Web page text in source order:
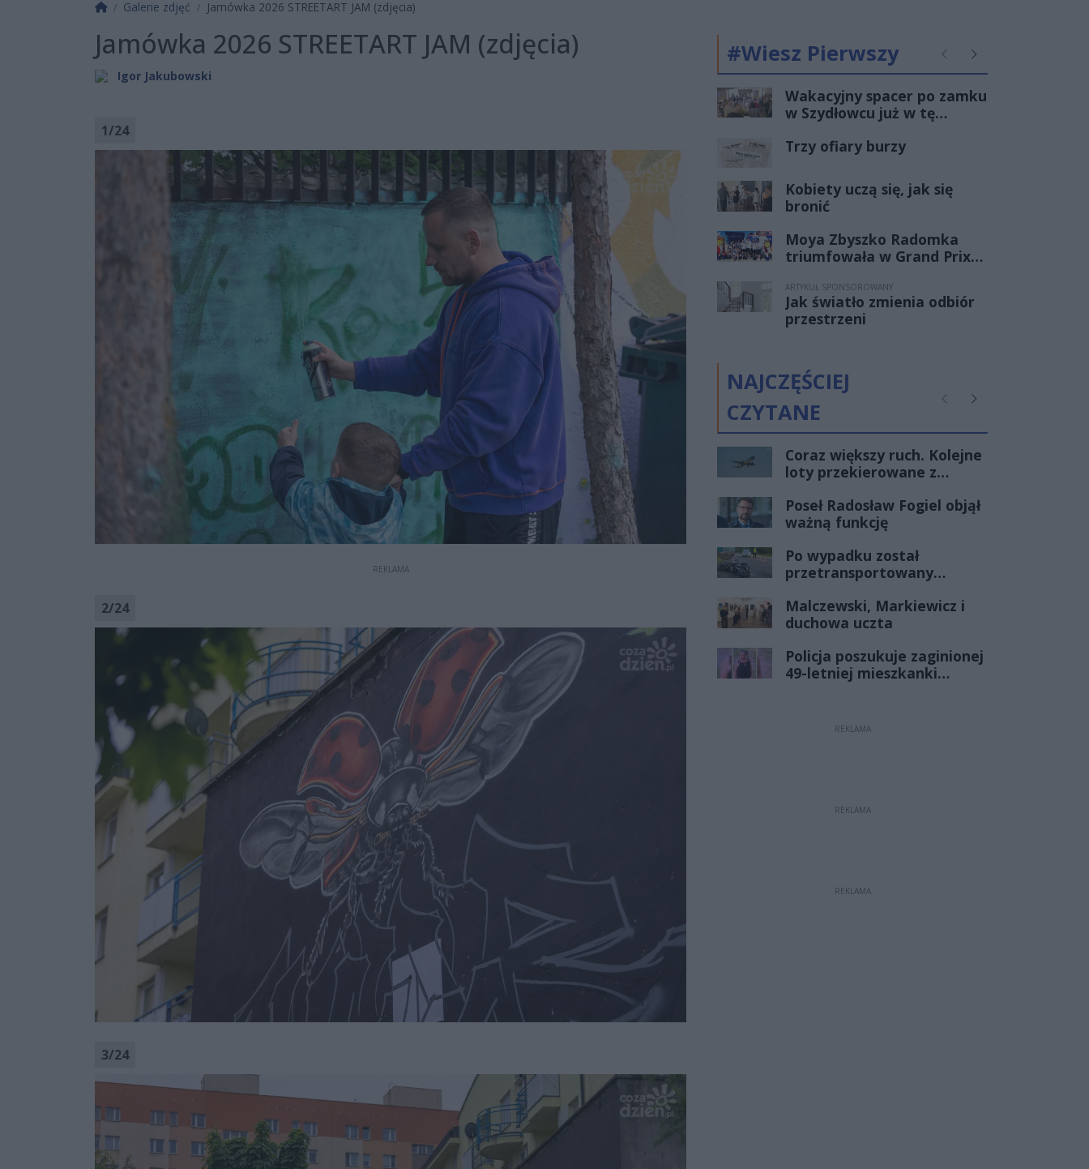
Strona główna
Galerie zdjęć Jamówka 2026 STREETART JAM (zdjęcia)
Jamówka 2026 STREETART JAM (zdjęcia)
Igor Jakubowski
1/24
REKLAMA
2/24
3/24
#Wiesz Pierwszy PoprzednieNastępne
Wakacyjny spacer po zamku
w Szydłowcu już w tę
Trzy ofiary burzy
Kobiety uczą się, jak się
bronić
Moya Zbyszko Radomka
triumfowała w Grand Prix
bezkonkurencyjne w Ustce!
ARTYKUŁ SPONSOROWANY
Jak światło zmienia odbiór
przestrzeni
NAJCZĘŚCIEJ
CZYTANE
PoprzednieNastępne
Coraz większy ruch. Kolejne
loty przekierowane z
Poseł Radosław Fogiel objął
ważną funkcję
Po wypadku został
przetransportowany
Historia mrozi krew w
żyłach
Malczewski, Markiewicz i
duchowa uczta
Policja poszukuje zaginionej
49-letniej mieszkanki
REKLAMA
REKLAMA
REKLAMA